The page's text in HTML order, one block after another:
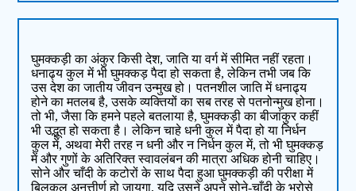
घुमक्कड़ी का अंकुर किसी देश, जाति या वर्ग में सीमित नहीं रहता।
धनाढ्य कुल में भी घुमक्कड़ पैदा हो सकता है, लेकिन तभी जब कि
उस देश का जातीय जीवन उन्‍मुख हो। पतनशील जाति में धनाढ्य
होने का मतलब है, उसके व्‍यक्तियों का सब तरह से पतनोन्‍मुख होना।
तो भी, जैसा कि हमने पहले बतलाया है, घुमक्कड़ी का बीजांकुर कहीं
भी उद्भूत हो सकता है। लेकिन चाहे धनी कुल में पैदा हो या निर्धन
कुल में, अथवा मेरी तरह न धनी और न निर्धन कुल में, तो भी घुमक्कड़
में और गुणों के अतिरिक्‍त स्वावलंबन की मात्रा अधिक होनी चाहिए।
सोने और चाँदी के कटोरों के सा‍थ पैदा हुआ घुमक्कड़ी की परीक्षा में
बिलकुल अनुत्तीर्ण हो जायगा, यदि उसने अपने सोने-चाँदी के भरोसे